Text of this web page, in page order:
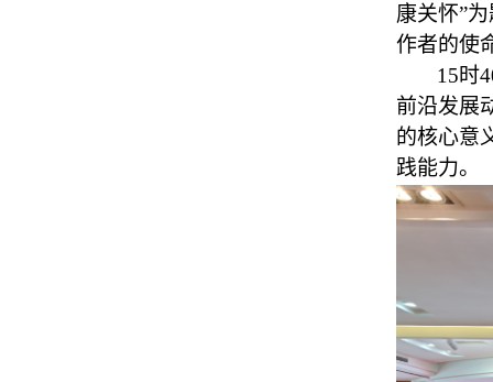
康关怀”
作者的使
15时
前沿发展
的核心意
践能力。